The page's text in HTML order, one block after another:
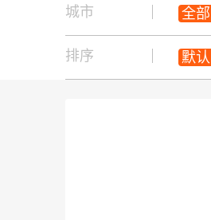
城市 全部
排序 默认